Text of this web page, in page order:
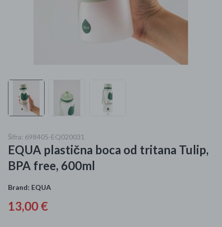
Specijalne kategorije
Čišćenje zaliha
Kišobrani akcija
Ograničena cijena
Roba s greškom
Šifra: 698405-EQ020031
EQUA plastična boca od tritana Tulip,
BPA free, 600ml
Brand: EQUA
13,00 €